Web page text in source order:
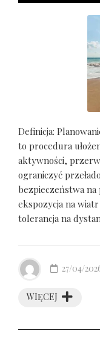
Definicja:
to procedura
aktywności,
ograniczyć
bezpieczeństwa na
ekspozycja na
tolerancja na
WIĘCEJ
27/04/